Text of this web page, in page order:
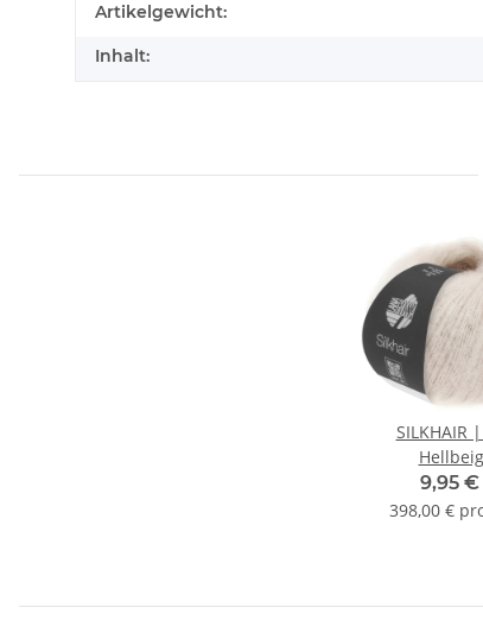
Artikelgewicht:
Inhalt:
SILKHAIR
9,95 €
398,00 €